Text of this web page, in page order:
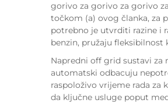
gorivo za gorivo za gorivo
točkom (a) ovog članka, za
potrebno je utvrditi razine i
benzin, pružaju
Napredni off grid sustavi
automatski odbacuju
raspoloživo vrijeme rada za
da ključne usluge poput